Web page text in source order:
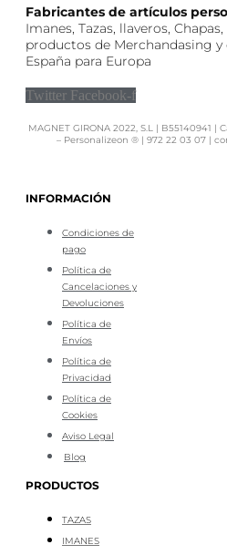
Fabricantes de artículos
Imanes, Tazas, llaveros,
productos de Merchandasing y
España para Europa
Twitter Facebook-f
MAGNET GIRONA 2022, S.L | B55140941 |
– Personalizeon ® | 972 22 03 07 |
INFORMACIÓN
Condiciones de
pago
Política de
Cancelaciones y
Devoluciones
Política de
Envíos
Política de
Privacidad
Política de
Cookies
Aviso Legal
Blog
PRODUCTOS
TAZAS
IMANES